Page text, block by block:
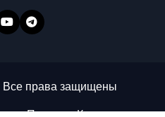
Все права защищены